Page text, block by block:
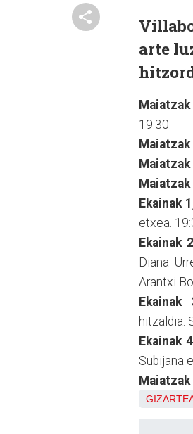
arte
19:30.
Maiatzak
Ekainak
etxea.
Ekainak
Diana
Arantxi
Ekainak
hitzaldia.
Ekainak
Subijana
Maiatzak